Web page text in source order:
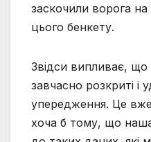
заскочили ворога на
цього бенкету.
Звідси випливає,
завчасно розкриті і
упередження. Це
хоча б тому, що